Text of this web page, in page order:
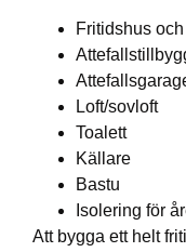
Fritidshus
Loft/sovloft
Toalett
Källare
Bastu
Isolering för
Att bygga ett helt